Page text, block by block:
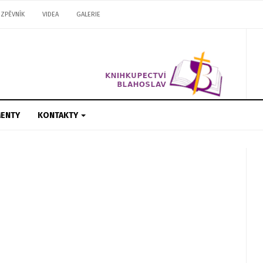
ZPĚVNÍK VIDEA GALERIE
KONTAKTY